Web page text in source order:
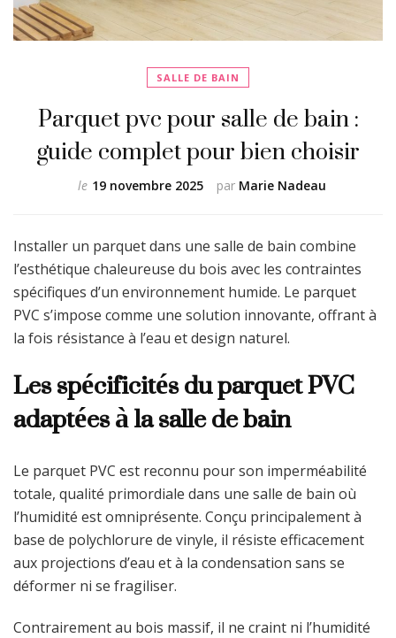
SALLE DE BAIN
Parquet pvc pour salle de bain :
guide complet pour bien choisir
par Marie Nadeau
le 19 novembre 2025
Installer un parquet dans une salle de bain combine
l’esthétique chaleureuse du bois avec les contraintes
spécifiques d’un environnement humide. Le parquet
PVC s’impose comme une solution innovante, offrant à
la fois résistance à l’eau et design naturel.
Les spécificités du parquet PVC
adaptées à la salle de bain
Le parquet PVC est reconnu pour son imperméabilité
totale, qualité primordiale dans une salle de bain où
l’humidité est omniprésente. Conçu principalement à
base de polychlorure de vinyle, il résiste efficacement
aux projections d’eau et à la condensation sans se
déformer ni se fragiliser.
Contrairement au bois massif, il ne craint ni l’humidité